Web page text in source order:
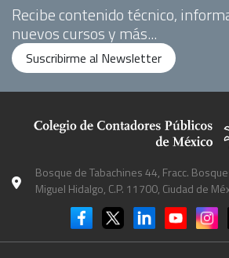
Recibe contenido técnico,
nuevos cursos y más...
Suscribirme al Newsletter
Bosque de Tabachines 44, Fracc.
Miguel Hidalgo, C.P. 11700, Ciudad de